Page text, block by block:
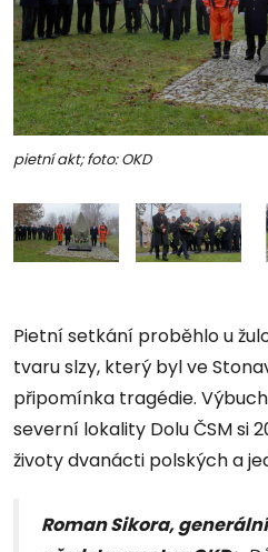
pietní akt; foto: OKD
Pietní setkání proběhlo u
tvaru slzy, který byl ve
připomínka tragédie.
severní lokality Dolu ČSM si
životy dvanácti polských a
Roman Sikora,